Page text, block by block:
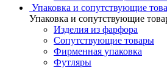
Упаковка и сопутствующие
Упаковка и сопутствующие
Изделия из фарфора
Сопутствующие товары
Фирменная упаковка
Футляры